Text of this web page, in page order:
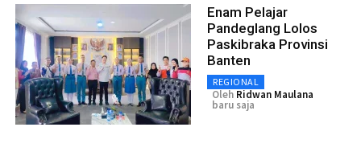
Enam Pelajar
Pandeglang Lolos
Paskibraka Provinsi
Banten
REGIONAL
Oleh Ridwan Maulana
baru saja